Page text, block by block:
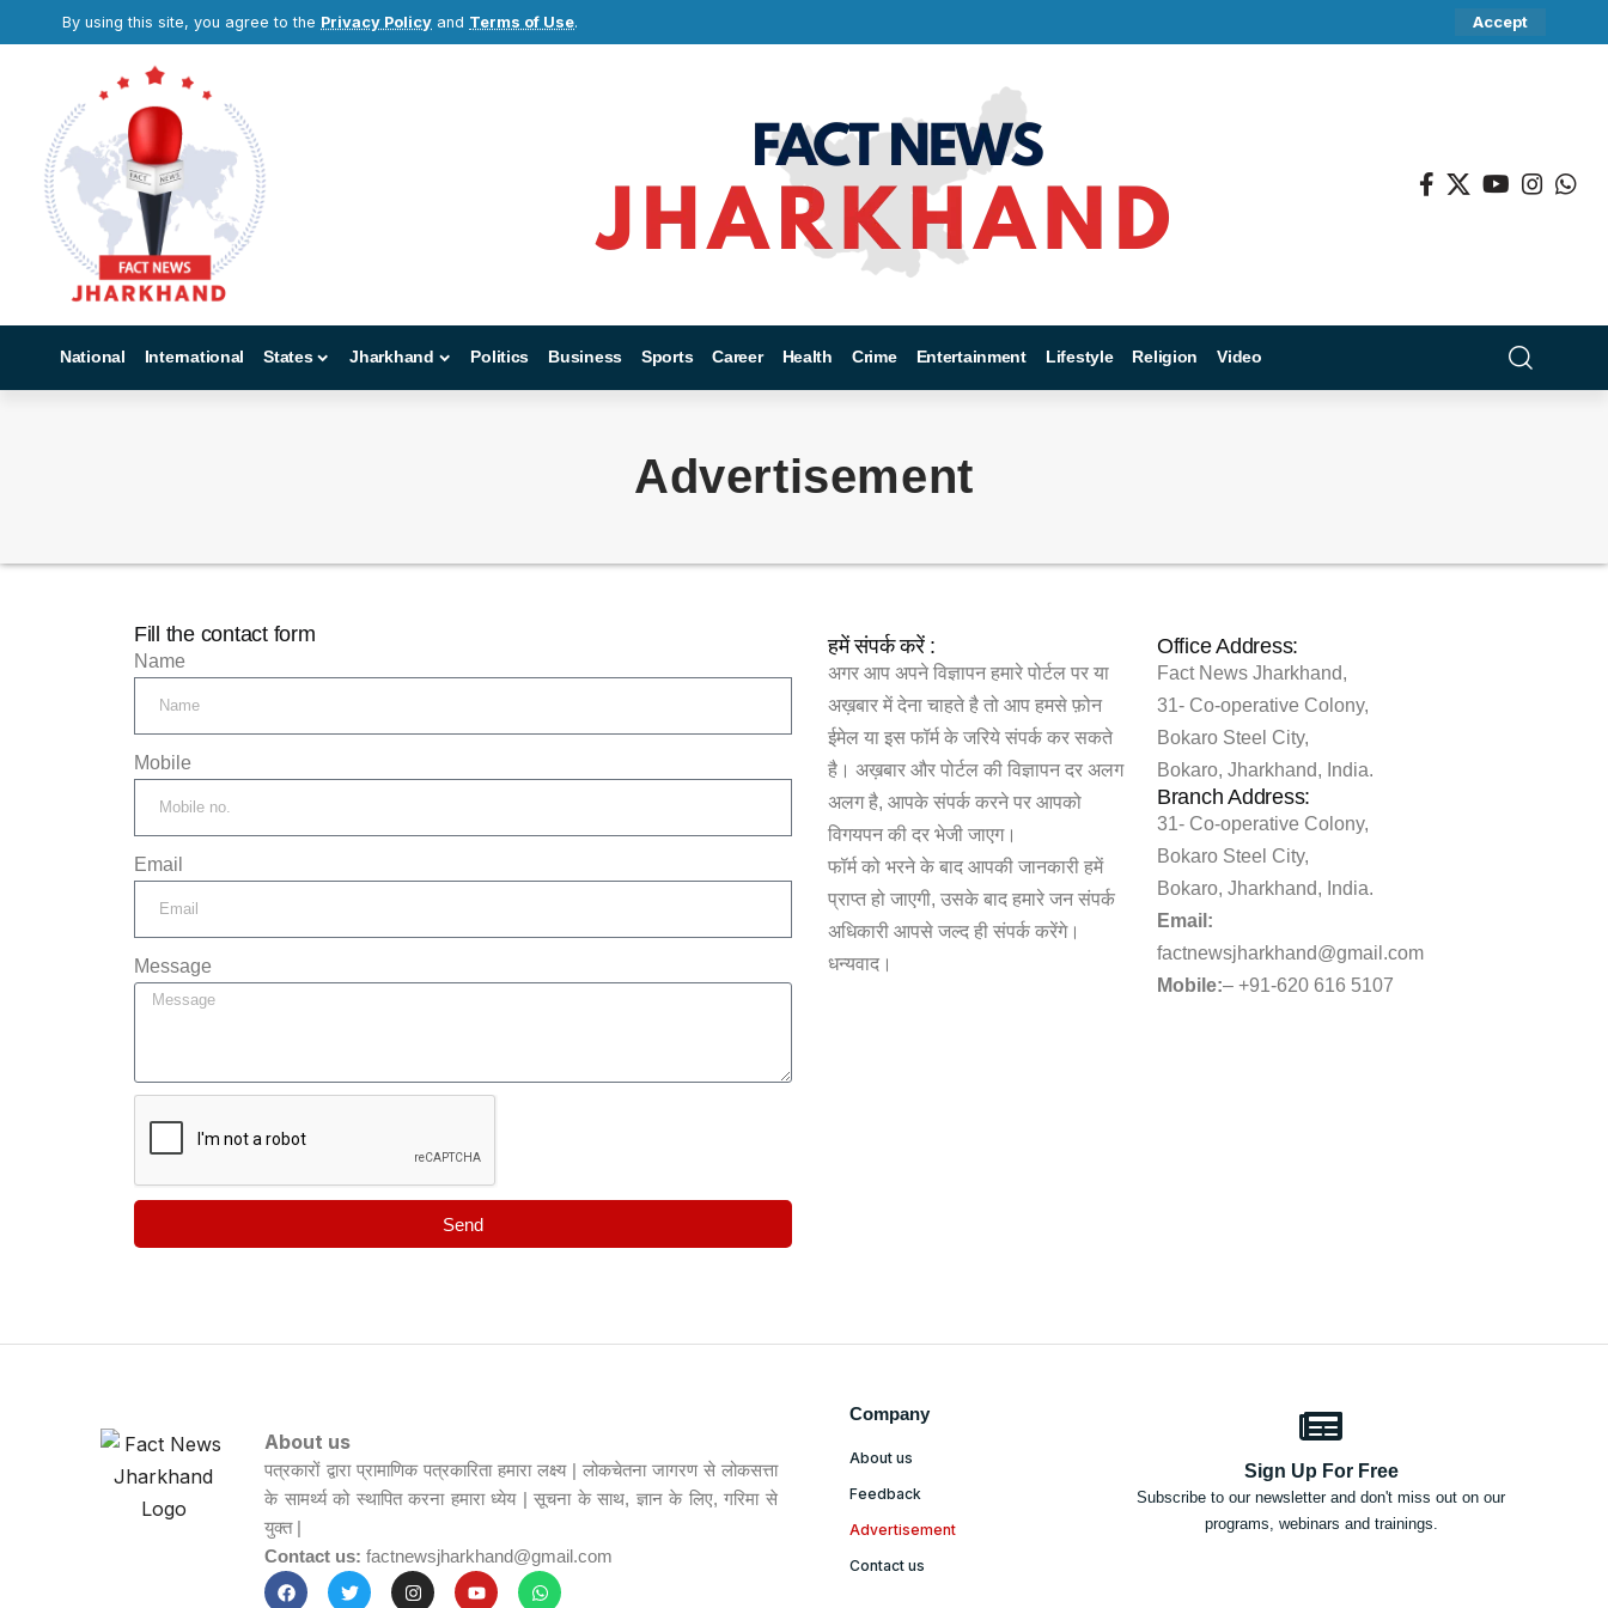
By using this site, you agree to the Privacy Policy and Terms of Use. Accept
National International States Jharkhand Politics Business Sports Career Health Crime Entertainment Lifestyle Religion Video
Advertisement
Fill the contact form
Name
Mobile
Email
Message
Send
हमें संपर्क करें :
अगर आप अपने विज्ञापन हमारे पोर्टल पर या
अख़बार में देना चाहते है तो आप हमसे फ़ोन
ईमेल या इस फॉर्म के जरिये संपर्क कर सकते
है। अख़बार और पोर्टल की विज्ञापन दर अलग
अलग है, आपके संपर्क करने पर आपको
विगयपन की दर भेजी जाएग।
फॉर्म को भरने के बाद आपकी जानकारी हमें
प्राप्त हो जाएगी, उसके बाद हमारे जन संपर्क
अधिकारी आपसे जल्द ही संपर्क करेंगे।
धन्यवाद।
Office Address:
Fact News Jharkhand,
31- Co-operative Colony,
Bokaro Steel City,
Bokaro, Jharkhand, India.
Branch Address:
31- Co-operative Colony,
Bokaro Steel City,
Bokaro, Jharkhand, India.
Email:
factnewsjharkhand@gmail.com
Mobile:– +91-620 616 5107
About us
पत्रकारों द्वारा प्रामाणिक पत्रकारिता हमारा लक्ष्य | लोकचेतना जागरण से लोकसत्ता
के सामर्थ्य को स्थापित करना हमारा ध्येय | सूचना के साथ, ज्ञान के लिए, गरिमा से
युक्त |
Contact us: factnewsjharkhand@gmail.com
Company
About us
Feedback
Advertisement
Contact us
Sign Up For Free
Subscribe to our newsletter and don't miss out on our
programs, webinars and trainings.